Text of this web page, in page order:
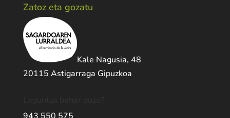
Zatoz eta gozatu
Kale Nagusia, 48
20115 Astigarraga Gipuzkoa